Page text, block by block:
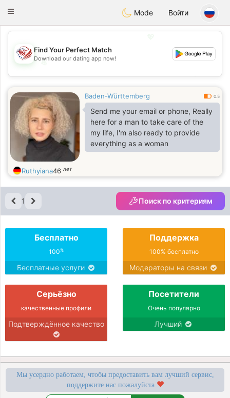
Dating
Toggle
Mode Войти
💖
💕
Find Your Perfect Match
Download our dating app now!
Baden-Württemberg 0.5
Send me your email or phone, Really
here for a man to take care of the
my life, I'm also ready to provide
everything as a woman
Ruthyiana46 лет
1 Поиск по критериям
Бесплатно
100%
Бесплатные услуги
Поддержка
100% бесплатно
Модераторы на связи
Серьёзно
качественные профили
Подтверждённое качество
Посетители
Очень популярно
Лучший
Мы усердно работаем, чтобы предоставить вам лучший сервис,
поддержите нас пожалуйста